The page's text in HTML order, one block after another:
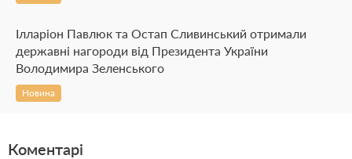
Ілларіон Павлюк та Остап Сливинський отримали
державні нагороди від Президента України
Володимира Зеленського
Новина
Коментарі